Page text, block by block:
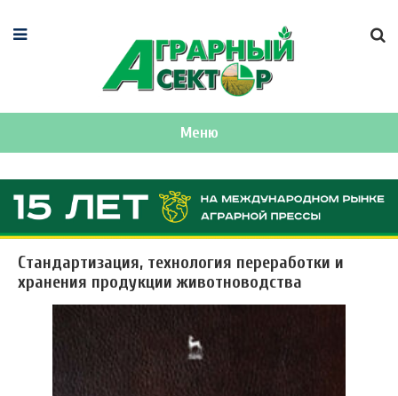
Меню
Стандартизация, технология переработки и
хранения продукции животноводства